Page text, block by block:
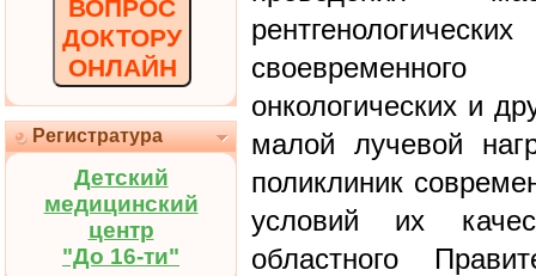
ВОПРОС
ДОКТОРУ
ОНЛАЙН
Регистратура
Детский
медицинский
центр
"До 16-ти"
онкологических и
малой лучевой
поликлиник
условий их
областного